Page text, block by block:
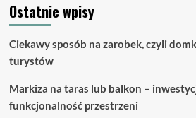
Ostatnie wpisy
Ciekawy sposób na zarobek, czyli
turystów
Markiza na taras lub balkon –
funkcjonalność przestrzeni